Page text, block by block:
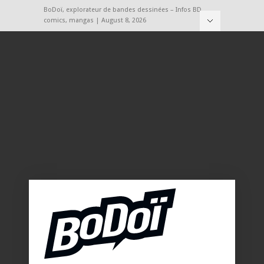
BoDoï, explorateur de bandes dessinées – Infos BD,
comics, mangas | August 8, 2026